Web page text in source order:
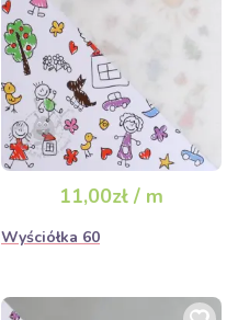
11,00zł / m
Wyściółka 60